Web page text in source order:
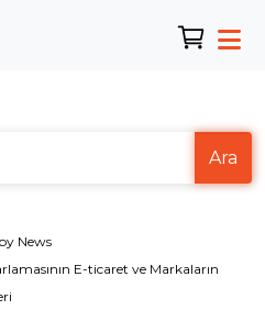
Ara
News
E-ticaret ve Markaların